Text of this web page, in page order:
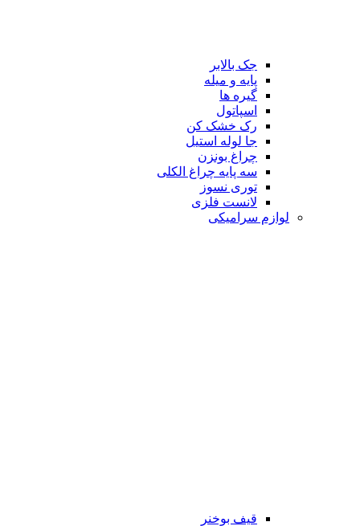
جک بالابر
پایه و میله
گیره ها
اسپاتول
رک خشک کن
جا لوله استیل
چراغ بونزن
سه پایه چراغ الکلی
توری نسوز
لانست فلزی
لوازم سرامیکی
قیف بوخنر